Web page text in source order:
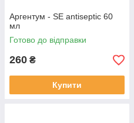
Аргентум - SЕ antiseptic 60
мл
Готово до відправки
260 ₴
Купити